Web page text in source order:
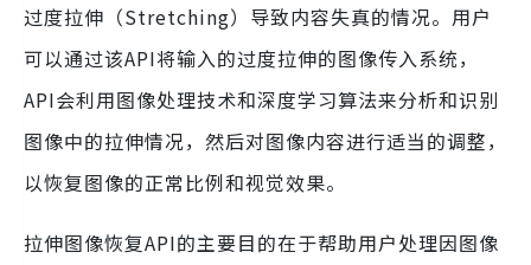
过度拉伸（Stretching）导致内容失真的情况。用户
可以通过该API将输入的过度拉伸的图像传入系统，
API会利用图像处理技术和深度学习算法来分析和识别
图像中的拉伸情况，然后对图像内容进行适当的调整，
以恢复图像的正常比例和视觉效果。
拉伸图像恢复API的主要目的在于帮助用户处理因图像